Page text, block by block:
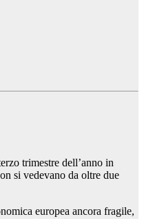
trimestre dell’anno in
si vedevano da oltre due
europea ancora fragile,